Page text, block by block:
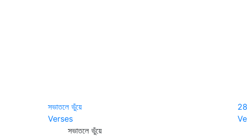
সভাতলে ভুঁয়ে
Verses
সভাতলে ভুঁয়ে
28